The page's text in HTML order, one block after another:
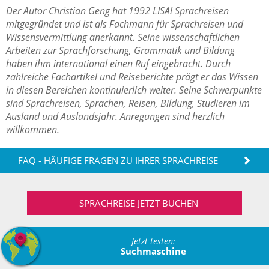
Der Autor Christian Geng hat 1992 LISA! Sprachreisen
mitgegründet und ist als Fachmann für Sprachreisen und
Wissensvermittlung anerkannt. Seine wissenschaftlichen
Arbeiten zur Sprachforschung, Grammatik und Bildung
haben ihm international einen Ruf eingebracht. Durch
zahlreiche Fachartikel und Reiseberichte prägt er das Wissen
in diesen Bereichen kontinuierlich weiter. Seine Schwerpunkte
sind Sprachreisen, Sprachen, Reisen, Bildung, Studieren im
Ausland und Auslandsjahr. Anregungen sind herzlich
willkommen.
FAQ - HÄUFIGE FRAGEN ZU IHRER SPRACHREISE
SPRACHREISE JETZT BUCHEN
Jetzt testen:
Suchmaschine